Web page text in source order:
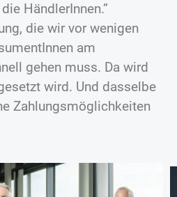
HändlerInnen.”
die wir vor wenigen
am
gehen muss. Da wird
wird. Und dasselbe
Zahlungsmöglichkeiten